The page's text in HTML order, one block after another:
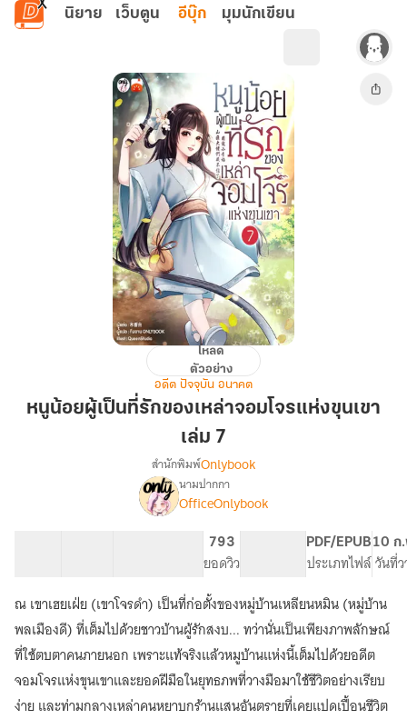
ข้ามไปยังเนื้อหาหลัก
นิยาย เว็บตูน อีบุ๊ก มุมนักเขียน
ผู้
เหล่า
โจร
ขุนเขา
เล่ม
7
โหลด
ตัวอย่าง
อดีต ปัจจุบัน อนาคต
หนูน้อยผู้เป็นที่รักของเหล่าจอมโจรแห่งขุนเขา
เล่ม 7
เรื่อง[จบ]
หนู
น้อย
ผู้
เป็น
ที่รัก
ของ
เหล่า
จอม
โจร
แห่ง
ขุนเขา
สำนักพิมพ์Onlybook
นามปากกา
OfficeOnlybook
793
ยอดวิว
PDF/EPUB
ประเภทไฟล์
10 ก
วันที่
ณ เขาเฮยเฝ่ย (เขาโจรดำ) เป็นที่ก่อตั้งของหมู่บ้านเหลียนหมิน (หมู่บ้าน
พลเมืองดี) ที่เต็มไปด้วยชาวบ้านผู้รักสงบ... ทว่านั่นเป็นเพียงภาพลักษณ์
ที่ใช้ตบตาคนภายนอก เพราะแท้จริงแล้วหมูบ้านแห่งนี้เต็มไปด้วยอดีต
จอมโจรแห่งขุนเขาและยอดฝีมือในยุทธภพที่วางมือมาใช้ชีวิตอย่างเรียบ
ง่าย และท่ามกลางเหล่าคนหยาบกร้านแสนอันตรายที่เคยแปดเปื้อนชีวิต